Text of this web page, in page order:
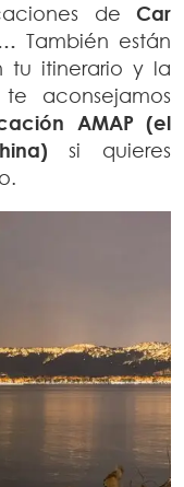
de Car
También están
tu itinerario y la
aconsejamos
AMAP (el
si quieres